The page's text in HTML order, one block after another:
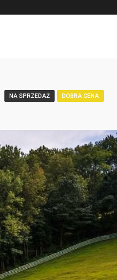
NA SPRZEDAŻ DOBRA CENA